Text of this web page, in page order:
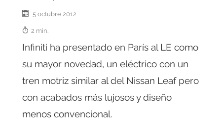
5 octubre 2012
2 min.
Infiniti ha presentado en París al LE como
su mayor novedad, un eléctrico con un
tren motriz similar al del Nissan Leaf pero
con acabados más lujosos y diseño
menos convencional.